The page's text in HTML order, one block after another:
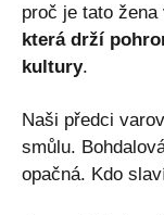
proč je tato
která drží
kultury.
Naši předci
smůlu.
opačná. Kdo